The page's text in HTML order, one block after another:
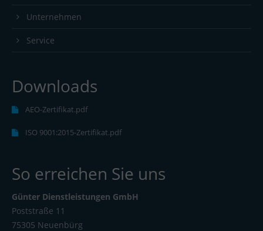
Unternehmen
Service
Downloads
AEO-Zertifikat.pdf
ISO 9001:2015-Zertifikat.pdf
So erreichen Sie uns
Günter Dienstleistungen GmbH
Poststraße 11
75305 Neuenbürg